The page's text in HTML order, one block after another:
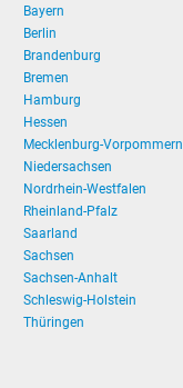
Bayern
Berlin
Brandenburg
Bremen
Hamburg
Hessen
Mecklenburg-Vorpommern
Niedersachsen
Nordrhein-Westfalen
Rheinland-Pfalz
Saarland
Sachsen
Sachsen-Anhalt
Schleswig-Holstein
Thüringen